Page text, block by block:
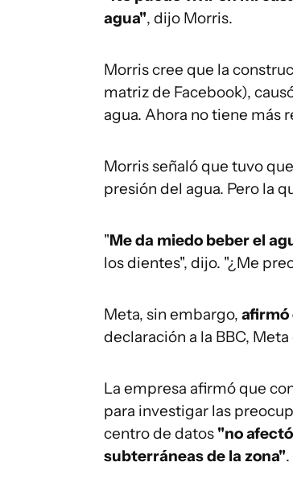
agua", dijo Morris.
Morris cree que la
matriz de Facebook),
agua. Ahora no tiene más
Morris señaló que tuvo
presión del agua. Pero la
"Me da miedo beber el
los dientes", dijo. "¿Me
Meta, sin embargo, afirmó
declaración a la BBC,
La empresa afirmó que
para investigar las
centro de datos "no
subterráneas de la zona".